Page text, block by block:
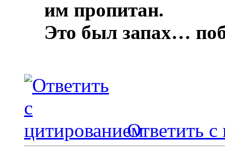
им пропитан.
Это был запах…
Ответить с